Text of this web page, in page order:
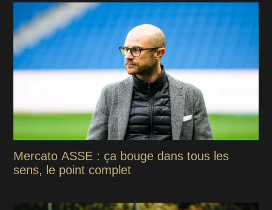
Mercato ASSE : ça bouge dans tous les
sens, le point complet